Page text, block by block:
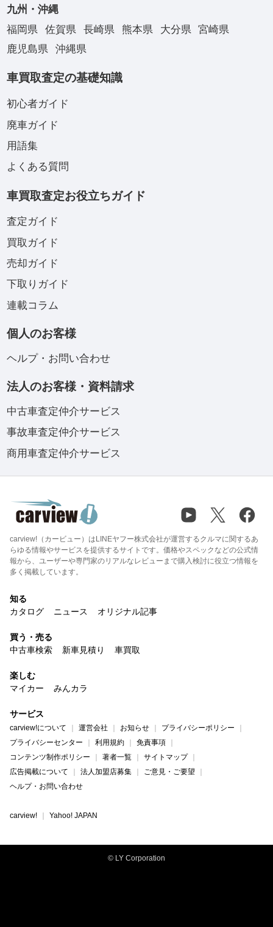
九州・沖縄
福岡県
佐賀県 長崎県 熊本県 大分県
宮崎県
鹿児島県
沖縄県
車買取査定の基礎知識
初心者ガイド
廃車ガイド
用語集
よくある質問
車買取査定お役立ちガイド
査定ガイド
買取ガイド
売却ガイド
下取りガイド
連載コラム
個人のお客様
ヘルプ・お問い合わせ
法人のお客様・資料請求
中古車査定仲介サービス
事故車査定仲介サービス
商用車査定仲介サービス
carview!（カービュー）はLINEヤフー株式会社が運営するクルマに関するあ
らゆる情報やサービスを提供するサイトです。価格やスペックなどの公式情
報から、ユーザーや専門家のリアルなレビューまで購入検討に役立つ情報を
多く掲載しています。
知る
カタログ
ニュース オリジナル記事
買う・売る
中古車検索
新車見積り 車買取
楽しむ
マイカー
みんカラ
サービス
carview!について 運営会社 お知らせ
プライバシーポリシー
プライバシーセンター
利用規約
免責事項
コンテンツ制作ポリシー
著者一覧
サイトマップ
広告掲載について
法人加盟店募集
ご意見・ご要望
ヘルプ・お問い合わせ
carview! Yahoo! JAPAN
© LY Corporation